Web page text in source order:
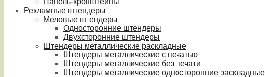
Панель-кронштейны
Рекламные штендеры
Меловые штендеры
Односторонние штендеры
Двухсторонние штендеры
Штендеры металлические раскладные
Штендеры металлические с печатью
Штендеры металлические без печати
Штендеры металлические односторонние раскладные